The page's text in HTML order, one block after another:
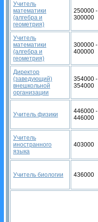
Учитель
математики
(алгебра и
геометрия)
250000 -
300000
Учитель
математики
(алгебра и
геометрия)
300000 -
400000
Директор
(заведующий)
внешкольной
организации
354000 -
354000
Учитель физики
446000 -
446000
Учитель
иностранного
языка
403000
Учитель биологии 436000